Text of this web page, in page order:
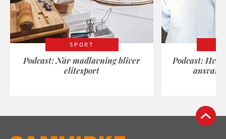
SPORT
Podcast: Når madlavning bliver
elitesport
Podcast: